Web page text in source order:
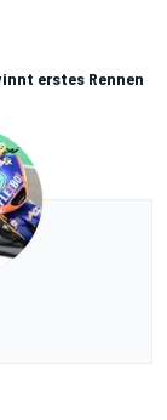
erstes Rennen